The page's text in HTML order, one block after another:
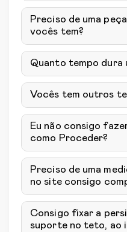
Preciso de uma
vocês tem?
Quanto tempo dura
Vocês tem outros
Eu não consigo
como Proceder?
Preciso de uma
no site consigo
Consigo fixar a
suporte no teto, ao